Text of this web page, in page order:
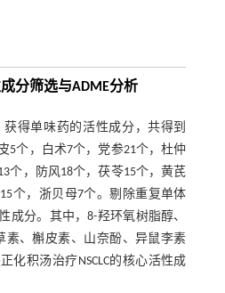
分筛选与ADME分析
获得单味药的活性成分，共得到
5个，白术7个，党参21个，杜仲
个，防风18个，茯苓15个，黄芪
个，浙贝母7个。剔除重复单体
成分。其中，8-羟环氧树脂醇、
素、槲皮素、山奈酚、异鼠李素
化积汤治疗NSCLC的核心活性成